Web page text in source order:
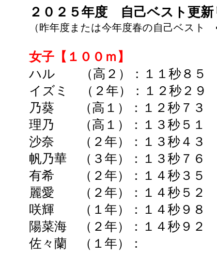
２０２５年度 自己ベスト更
（昨年度または今年度春の自己ベス
女子【１００ｍ】
ハル （高２）：１１ 秒８５
イズミ （２年）：１２秒２
乃葵 （高１）：
１２秒７
理乃 （高１）：１３秒５
沙奈 （２年）：１３秒４
帆乃華 （３年）：１３秒７
有希 （２年）：１４秒３
麗愛
（２年）：１４秒５
咲輝 （１年）：１４秒９
陽菜海 （２年）：１４秒９
佐々蘭 （１年）： ➡